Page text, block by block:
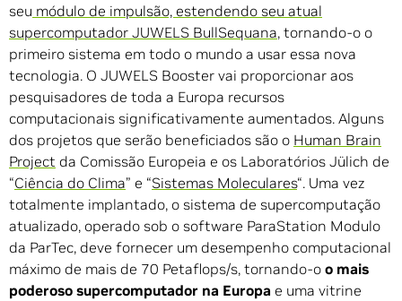
seu módulo de impulsão, estendendo seu atual
supercomputador JUWELS BullSequana, tornando-o o
primeiro sistema em todo o mundo a usar essa nova
tecnologia. O JUWELS Booster vai proporcionar aos
pesquisadores de toda a Europa recursos
computacionais significativamente aumentados. Alguns
dos projetos que serão beneficiados são o Human Brain
Project da Comissão Europeia e os Laboratórios Jülich de
“Ciência do Clima” e “Sistemas Moleculares“. Uma vez
totalmente implantado, o sistema de supercomputação
atualizado, operado sob o software ParaStation Modulo
da ParTec, deve fornecer um desempenho computacional
máximo de mais de 70 Petaflops/s, tornando-o o mais
poderoso supercomputador na Europa e uma vitrine